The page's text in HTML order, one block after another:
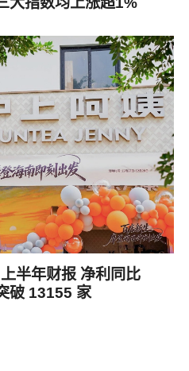
半年财报 净利同比
破 13155 家